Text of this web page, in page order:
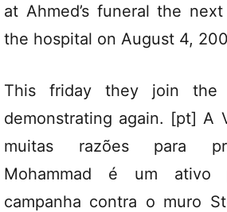
at Ahmed’s funeral the
the hospital on August 4,
This friday they join the
demonstrating again. [pt] A
muitas razões para
Mohammad é um ativo
campanha contra o muro